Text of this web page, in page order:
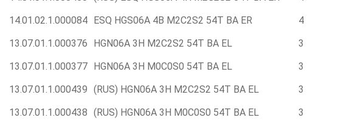
14.01.02.1.000084 ESQ HGS06A 4B M2C2S2 54T BA ER 4
13.07.01.1.000376
HGN06A 3H M2C2S2 54T BA EL 3
13.07.01.1.000377 HGN06A 3H M0C0S0 54T BA EL 3
13.07.01.1.000439 (RUS) HGN06A 3H M2C2S2 54T BA EL 3
13.07.01.1.000438 (RUS) HGN06A 3H M0C0S0 54T BA EL 3